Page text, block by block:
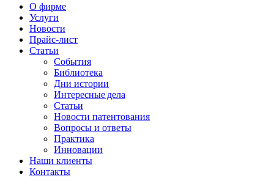
О фирме
Услуги
Новости
Прайс-лист
Статьи
События
Библиотека
Дни истории
Интересные дела
Статьи
Новости патентования
Вопросы и ответы
Практика
Инновации
Наши клиенты
Контакты